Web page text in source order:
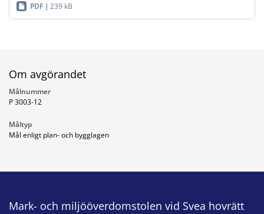
PDF 239 kB
Om avgörandet
Målnummer
P 3003-12
Måltyp
Mål enligt plan- och bygglagen
Mark- och miljööverdomstolen vid Svea hovrätt